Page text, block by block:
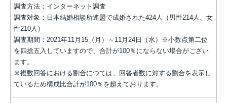
調査方法：インターネット調査
調査対象：日本結婚相談所連盟で成婚された424人（男性214人、女
性210人）
調査期間：2021年11月15（月）～11月24日（水）※小数点第二位
を四捨五入していますので、合計が100％にならない場合がござい
ます。
※複数回答における割合につては、回答者数に対する割合を表示し
ているため構成比合計が100％を超えております。